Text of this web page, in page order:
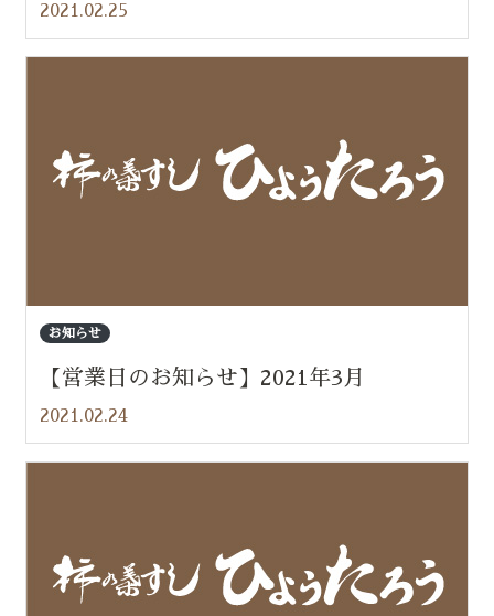
2021.02.25
お知らせ
【営業日のお知らせ】2021年3月
2021.02.24